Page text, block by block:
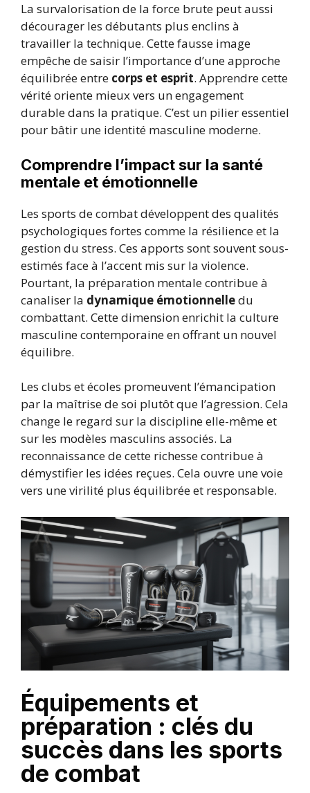
La survalorisation de la force brute peut aussi
décourager les débutants plus enclins à
travailler la technique. Cette fausse image
empêche de saisir l’importance d’une approche
équilibrée entre corps et esprit. Apprendre cette
vérité oriente mieux vers un engagement
durable dans la pratique. C’est un pilier essentiel
pour bâtir une identité masculine moderne.
Comprendre l’impact sur la santé
mentale et émotionnelle
Les sports de combat développent des qualités
psychologiques fortes comme la résilience et la
gestion du stress. Ces apports sont souvent sous-
estimés face à l’accent mis sur la violence.
Pourtant, la préparation mentale contribue à
canaliser la dynamique émotionnelledu
combattant. Cette dimension enrichit la culture
masculine contemporaine en offrant un nouvel
équilibre.
Les clubs et écoles promeuvent l’émancipation
par la maîtrise de soi plutôt que l’agression. Cela
change le regard sur la discipline elle-même et
sur les modèles masculins associés. La
reconnaissance de cette richesse contribue à
démystifier les idées reçues. Cela ouvre une voie
vers une virilité plus équilibrée et responsable.
Équipements et
préparation : clés du
succès dans les sports
de combat